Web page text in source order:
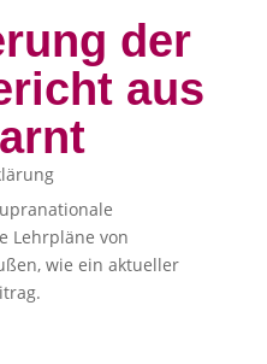
der
aus
Lehrpläne von
wie ein aktueller